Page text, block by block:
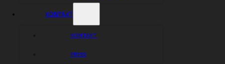
KONTAKT
KONTAKT
PRESS